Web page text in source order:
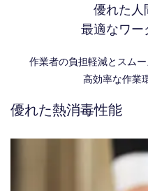
優れた人
最適なワー
作業者の負担軽減とスム
高効率な作業
優れた熱消毒性能